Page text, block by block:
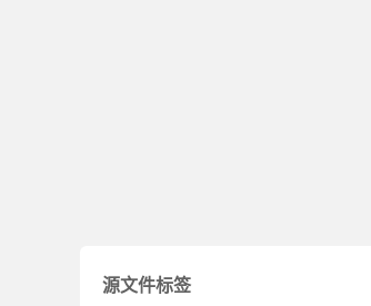
源文件标签